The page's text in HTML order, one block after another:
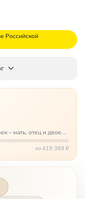
Российской
– мать, отец и двое
них столько проблем
Трое из четверых
из 419 389 ₽